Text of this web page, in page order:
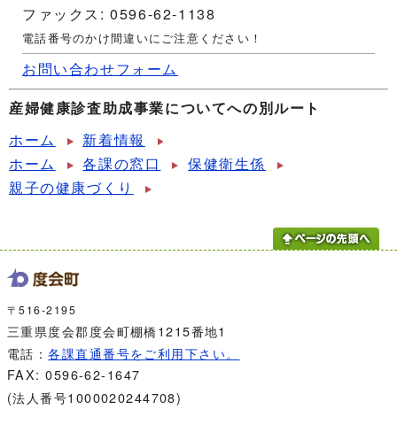
ファックス: 0596-62-1138
電話番号のかけ間違いにご注意ください！
お問い合わせフォーム
産婦健康診査助成事業についてへの別ルート
ホーム
新着情報
ホーム
各課の窓口
保健衛生係
親子の健康づくり
〒516-2195
三重県度会郡度会町棚橋1215番地1
電話：各課直通番号をご利用下さい。
FAX: 0596-62-1647
(法人番号1000020244708)